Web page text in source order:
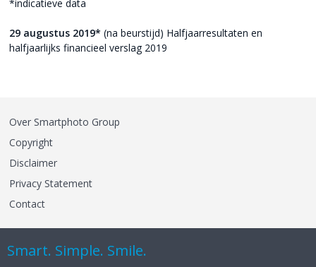
*indicatieve data
29 augustus 2019* (na beurstijd) Halfjaarresultaten en
halfjaarlijks financieel verslag 2019
Over Smartphoto Group
Copyright
Disclaimer
Privacy Statement
Contact
Smart. Simple. Smile.